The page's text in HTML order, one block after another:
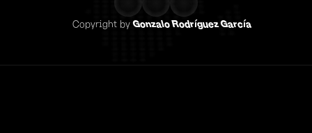
Copyright by Gonzalo Rodríguez García